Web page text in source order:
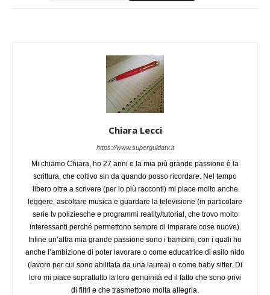
Chiara Lecci
https://www.superguidatv.it
Mi chiamo Chiara, ho 27 anni e la mia più grande passione è la
scrittura, che coltivo sin da quando posso ricordare. Nel tempo
libero oltre a scrivere (per lo più racconti) mi piace molto anche
leggere, ascoltare musica e guardare la televisione (in particolare
serie tv poliziesche e programmi reality/tutorial, che trovo molto
interessanti perché permettono sempre di imparare cose nuove).
Infine un’altra mia grande passione sono i bambini, con i quali ho
anche l’ambizione di poter lavorare o come educatrice di asilo nido
(lavoro per cui sono abilitata da una laurea) o come baby sitter. Di
loro mi piace soprattutto la loro genuinità ed il fatto che sono privi
di filtri e che trasmettono molta allegria.